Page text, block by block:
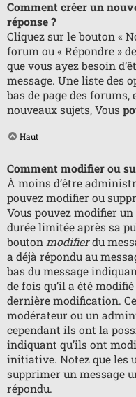
Comment créer un
réponse ?
Cliquez sur le bouton «
forum ou « Répondre »
que vous ayez besoin
message. Une liste des
bas de page des forums,
nouveaux sujets, Vous
Haut
Comment modifier ou
À moins d’être
pouvez modifier ou
Vous pouvez modifier
durée limitée après sa
bouton modifierdu
a déjà répondu au
bas du message
de fois qu’il a été
dernière modification.
modérateur ou un
cependant ils ont la
indiquant qu’ils ont
initiative. Notez que les
supprimer un message
répondu.